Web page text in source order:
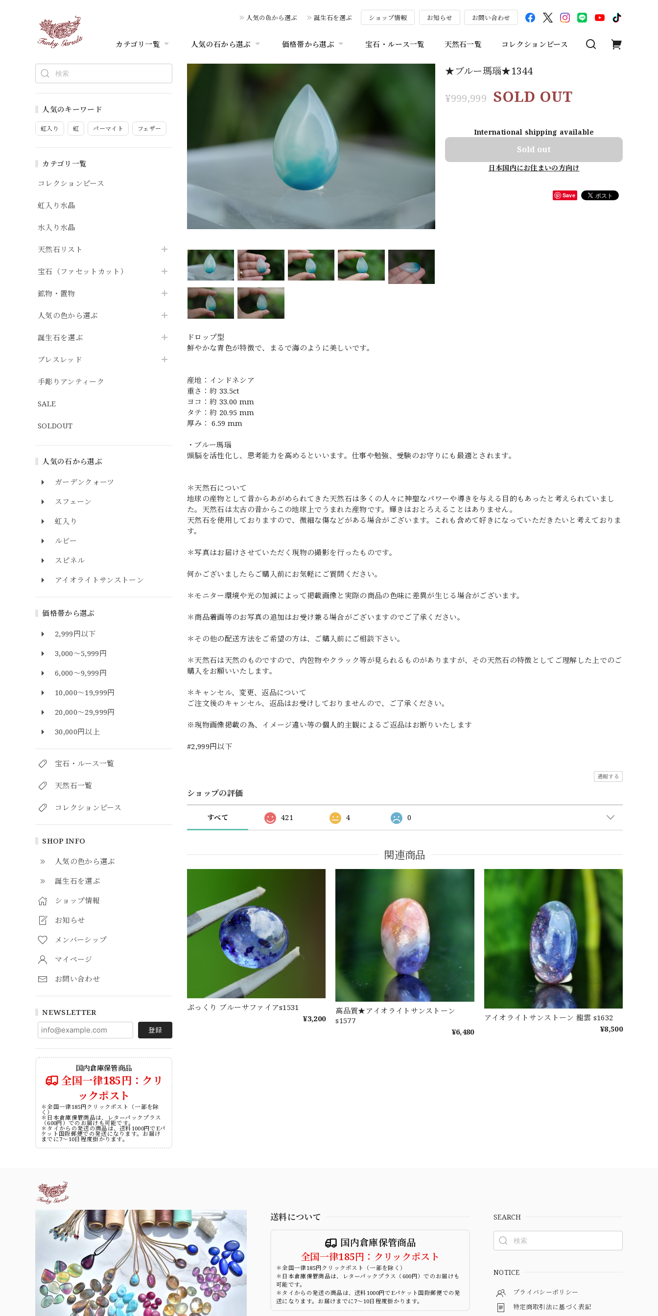
人気の色から選ぶ 誕生石を選ぶ ショップ情報 お知らせ お問い合わせ
カテゴリ一覧 人気の石から選ぶ 価格帯から選ぶ 宝石・ルース一覧 天然石一覧 コレクションピース
人気のキーワード
虹入り 虹 パーマイト フェザー
カテゴリ一覧
コレクションピース
虹入り水晶
水入り水晶
天然石リスト
宝石（ファセットカット）
鉱物・置物
人気の色から選ぶ
誕生石を選ぶ
ブレスレッド
手彫りアンティーク
SALE
SOLDOUT
人気の石から選ぶ
ガーデンクォーツ
スフェーン
虹入り
ルビー
スピネル
アイオライトサンストーン
価格帯から選ぶ
2,999円以下
3,000～5,999円
6,000～9,999円
10,000～19,999円
20,000～29,999円
30,000円以上
宝石・ルース一覧
天然石一覧
コレクションピース
SHOP INFO
人気の色から選ぶ
誕生石を選ぶ
ショップ情報
お知らせ
メンバーシップ
マイページ
お問い合わせ
NEWSLETTER
登録
国内倉庫保管商品
全国一律185円：クリ
ックポスト
＊全国一律185円クリックポスト（一部を除
く）
＊日本倉庫保管商品は、レターパックプラス
（600円）でのお届けも可能です。
＊タイからの発送の商品は、送料1000円でEパ
ケット国際郵便での発送になります。お届け
までに7～10日程度掛かります。
★ブルー瑪瑙★1344
¥999,999 SOLD OUT
International shipping available
Sold out
日本国内にお住まいの方向け
Save
ドロップ型
鮮やかな青色が特徴で、まるで海のように美しいです。
産地：インドネシア
重さ：約 33.5ct
ヨコ：約 33.00 mm
タテ：約 20.95 mm
厚み： 6.59 mm
・ブルー瑪瑙
頭脳を活性化し、思考能力を高めるといいます。仕事や勉強、受験のお守りにも最適とされます。
＊天然石について
地球の産物として昔からあがめられてきた天然石は多くの人々に神聖なパワーや導きを与える目的もあったと考えられていまし
た。天然石は太古の昔からこの地球上でうまれた産物です。輝きはおとろえることはありません。
天然石を使用しておりますので、微細な傷などがある場合がございます。これも含めて好きになっていただきたいと考えておりま
す。
＊写真はお届けさせていただく現物の撮影を行ったものです。
何かございましたらご購入前にお気軽にご質問ください。
＊モニター環境や光の加減によって掲載画像と実際の商品の色味に差異が生じる場合がございます。
＊商品着画等のお写真の追加はお受け兼る場合がございますのでご了承ください。
＊その他の配送方法をご希望の方は、ご購入前にご相談下さい。
＊天然石は天然のものですので、内包物やクラック等が見られるものがありますが、その天然石の特徴としてご理解した上でのご
購入をお願いいたします。
＊キャンセル、変更、返品について
ご注文後のキャンセル、返品はお受けしておりませんので、ご了承ください。
※現物画像掲載の為、イメージ違い等の個人的主観によるご返品はお断りいたします
#2,999円以下
通報する
ショップの評価
すべて 421 4 0
関連商品
ぷっくり ブルーサファイアs1531
¥3,200
高品質★アイオライトサンストーン
s1577
¥6,480
アイオライトサンストーン 龍雲 s1632
¥8,500
送料について
国内倉庫保管商品
全国一律185円：クリックポスト
＊全国一律185円クリックポスト（一部を除く）
＊日本倉庫保管商品は、レターパックプラス（600円）でのお届けも
可能です。
＊タイからの発送の商品は、送料1000円でEパケット国際郵便での発
送になります。お届けまでに7～10日程度掛かります。
SEARCH
NOTICE
プライバシーポリシー
特定商取引法に基づく表記